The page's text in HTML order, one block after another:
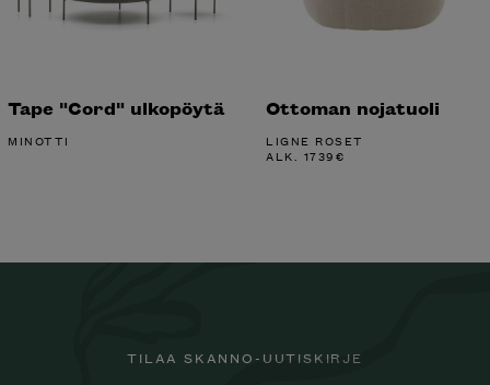
Tape "Cord" ulkopöytä
MINOTTI
Ottoman nojatuoli
LIGNE ROSET
ALK. 1739€
TILAA SKANNO-UUTISKIRJE